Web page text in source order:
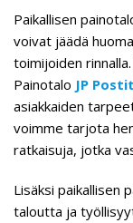
Paikallisen
voivat jäädä
toimijoiden
Painotalo JP
asiakkaiden
voimme tarjota
ratkaisuja, jotka
Lisäksi paikallisen
taloutta ja